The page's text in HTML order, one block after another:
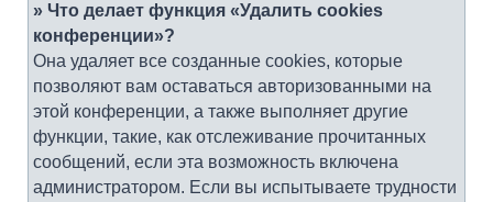
» Что делает функция «Удалить cookies
конференции»?
Она удаляет все созданные cookies, которые
позволяют вам оставаться авторизованными на
этой конференции, а также выполняет другие
функции, такие, как отслеживание прочитанных
сообщений, если эта возможность включена
администратором. Если вы испытываете трудности